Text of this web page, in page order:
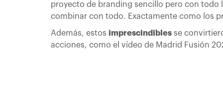
proyecto de branding sencillo pero con todo
combinar con todo. Exactamente como los
Además, estos imprescindibles se
acciones, como el vídeo de Madrid Fusión